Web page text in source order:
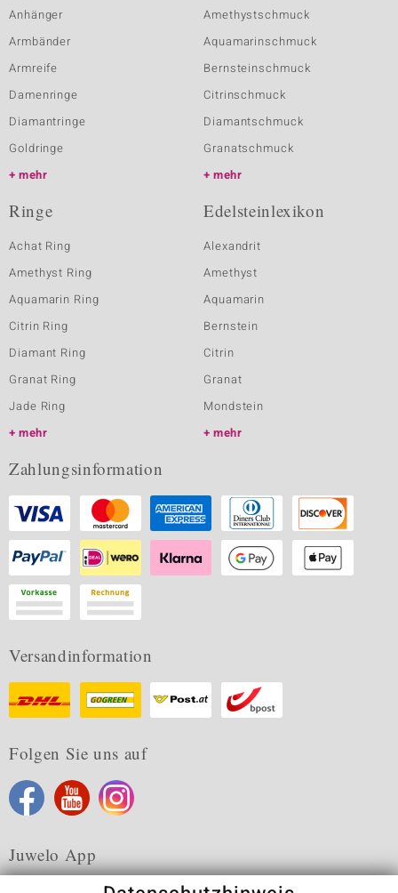
Anhänger
Armbänder
Armreife
Damenringe
Diamantringe
Goldringe
mehr
Amethystschmuck
Aquamarinschmuck
Bernsteinschmuck
Citrinschmuck
Diamantschmuck
Granatschmuck
mehr
Ringe
Achat Ring
Amethyst Ring
Aquamarin Ring
Citrin Ring
Diamant Ring
Granat Ring
Jade Ring
mehr
Edelsteinlexikon
Alexandrit
Amethyst
Aquamarin
Bernstein
Citrin
Granat
Mondstein
mehr
Zahlungsinformation
Versandinformation
Folgen Sie uns auf
Juwelo App